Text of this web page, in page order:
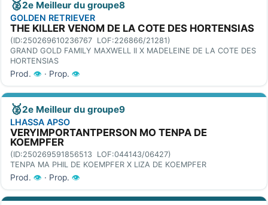
🥈2e Meilleur du groupe8
GOLDEN RETRIEVER
THE KILLER VENOM DE LA COTE DES HORTENSIAS
(ID:250269610236767 LOF:226866/21281)
GRAND GOLD FAMILY MAXWELL II X MADELEINE DE LA COTE DES
HORTENSIAS
Prod. 👁 · Prop. 👁
🥈2e Meilleur du groupe9
LHASSA APSO
VERYIMPORTANTPERSON MO TENPA DE
KOEMPFER
(ID:250269591856513 LOF:044143/06427)
TENPA MA PHIL DE KOEMPFER X LIZA DE KOEMPFER
Prod. 👁 · Prop. 👁